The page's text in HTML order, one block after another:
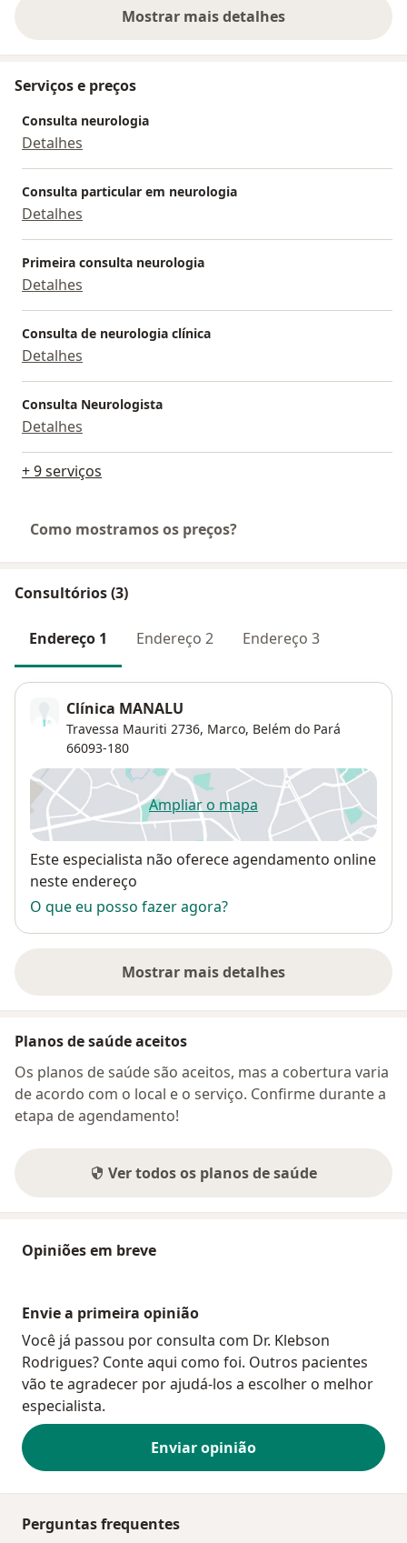
Mostrar mais detalhes
sobre a experiência
Serviços e preços
Consulta neurologia
Detalhes
Consulta particular em neurologia
Detalhes
Primeira consulta neurologia
Detalhes
Consulta de neurologia clínica
Detalhes
Consulta Neurologista
Detalhes
+ 9 serviços
Como mostramos os preços?
Consultórios (3)
Endereço 1 Endereço 2 Endereço 3
Clínica MANALU
Travessa Mauriti 2736, Marco, Belém do Pará
66093-180
Ampliar o mapaabre num novo separador
Disponibilidade
Este especialista não oferece agendamento online
neste endereço
O que eu posso fazer agora?
Mostrar mais detalhes
sobre o endereço
Planos de saúde aceitos
Os planos de saúde são aceitos, mas a cobertura varia
de acordo com o local e o serviço. Confirme durante a
etapa de agendamento!
Ver todos os planos de saúde
Opiniões em breve
Envie a primeira opinião
Você já passou por consulta com Dr. Klebson
Rodrigues? Conte aqui como foi. Outros pacientes
vão te agradecer por ajudá-los a escolher o melhor
especialista.
Enviar opinião
Perguntas frequentes